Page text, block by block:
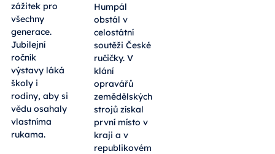
než 150
stanovišť,
kde se teorie
mění v
hmatatelný
zážitek pro
všechny
generace.
Jubilejní
ročník
výstavy láká
Humpál
obstál v
celostátní
soutěži České
ručičky. V
klání
opravářů
zemědělských
strojů získal
první místo v
kraji a v
republikovém